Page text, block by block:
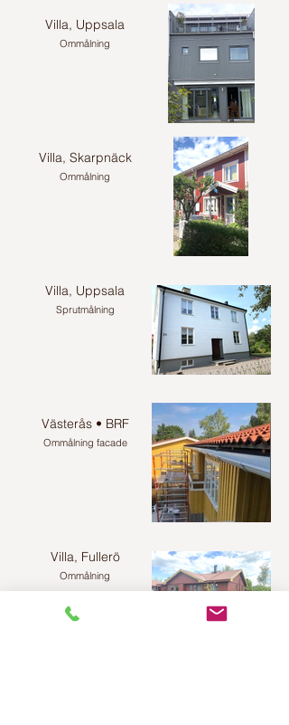
Villa, Uppsala
Ommålning
Villa, Skarpnäck
Ommålning
Villa, Uppsala
Sprutmålning
Västerås • BRF
Ommålning facade
Villa, Fullerö
Ommålning